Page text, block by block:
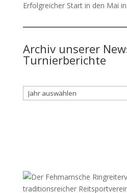
Erfolgreicher Start in den Mai
Archiv unserer
Turnierberichte
Archiv